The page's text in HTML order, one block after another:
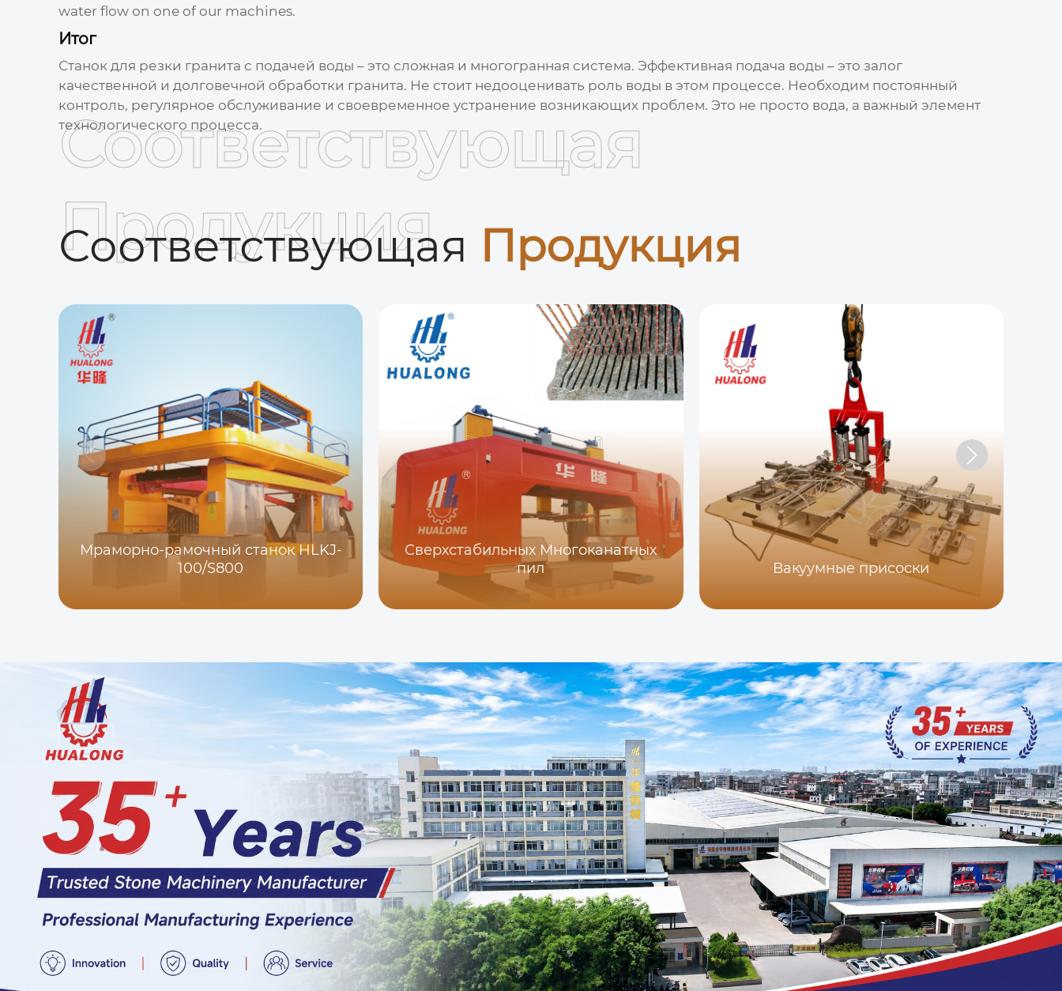
water flow on one of our machines.
Итог
Станок для резки гранита с подачей воды – это сложная и многогранная система. Эффективная подача воды – это залог
качественной и долговечной обработки гранита. Не стоит недооценивать роль воды в этом процессе. Необходим постоянный
контроль, регулярное обслуживание и своевременное устранение возникающих проблем. Это не просто вода, а важный элемент
технологического процесса.
Соответствующая Продукция
Соответствующая
Продукция
Мраморно-рамочный станок HLKJ-
100/S800
Сверхстабильных Многоканатных
пил
Вакуумные присоски